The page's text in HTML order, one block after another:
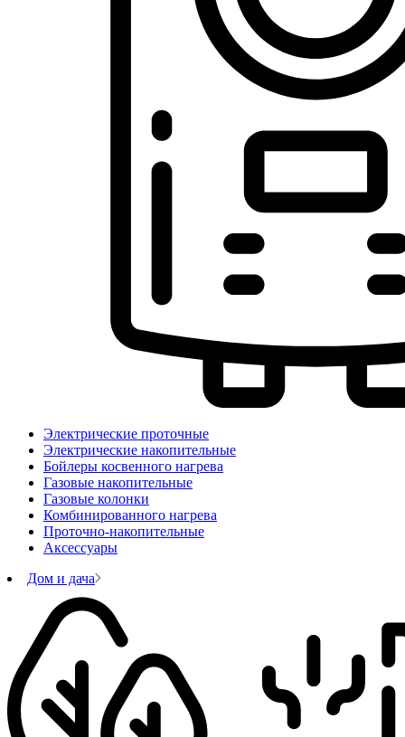
Электрические проточные
Электрические накопительные
Бойлеры косвенного нагрева
Газовые накопительные
Газовые колонки
Комбинированного нагрева
Проточно-накопительные
Аксессуары
Дом и дача